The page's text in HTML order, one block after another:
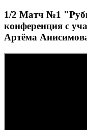
1/2 Матч №1
конференция с
Артёма